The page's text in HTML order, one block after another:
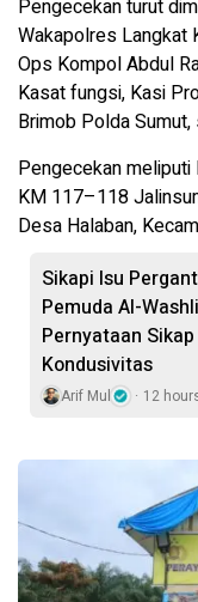
Pengecekan turut
Wakapolres Langkat
Ops Kompol Abdul
Kasat fungsi, Kasi
Brimob Polda
Pengecekan meliputi
KM 117–118
Desa Halaban,
Sikapi Isu
Pemuda Al-
Pernyataan
Kondusivitas
Arif Mul 12